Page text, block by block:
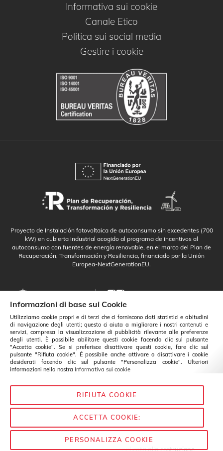
Informativa sui cookie
Canale Etico
Politica sui social media
Gestire i cookie
Proyecto de Instalación fotovoltaica de autoconsumo sin excedentes (700
kW) en cubierta industrial acogido al programa de incentivos al
autoconsumo con fuentes de energía renovable, en el marco del Plan de
Recuperación, Transformación y Resiliencia, financiado por la Unión
Europea-NextGenerationEU.
Italiano Cambio
© Baixens - 2020— Chimica applicata alla costruzione
Informazioni di base sui Cookie
Utilizziamo cookie propri e di terzi che ci forniscono dati statistici e abitudini
di navigazione degli utenti; questo ci aiuta a migliorare i nostri contenuti e
servizi, compresa la visualizzazione di pubblicità rilevante alle preferenze
degli utenti. È possibile abilitare questi cookie facendo clic sul pulsante
"Accetta cookie". Se si preferisce disattivare questi cookie, fare clic sul
pulsante "Rifiuta cookie". É possibile anche attivare o disattivare i cookie
desiderati facendo clic sul pulsante "Personalizza cookie". Ulteriori
informazioni nella nostra Informativa sui cookie
RIFIUTA COOKIE
ACCETTA COOKIE:
PERSONALIZZA COOKIE